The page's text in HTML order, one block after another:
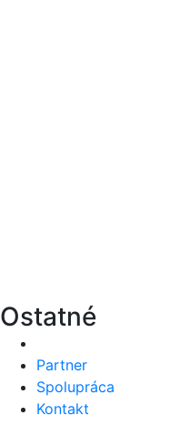
Ostatné
Partner
Spolupráca
Kontakt